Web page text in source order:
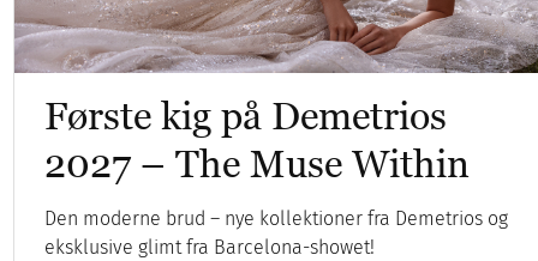
Første kig på Demetrios
2027 – The Muse Within
Den moderne brud – nye kollektioner fra Demetrios og
eksklusive glimt fra Barcelona-showet!